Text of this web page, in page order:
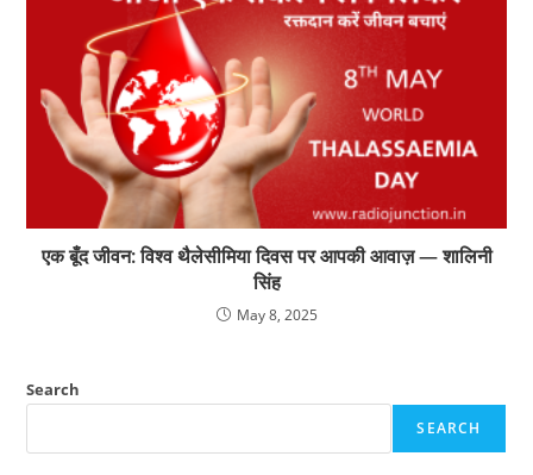
एक बूँद जीवन: विश्व थैलेसीमिया दिवस पर आपकी आवाज़ — शालिनी
सिंह
May 8, 2025
Search
SEARCH